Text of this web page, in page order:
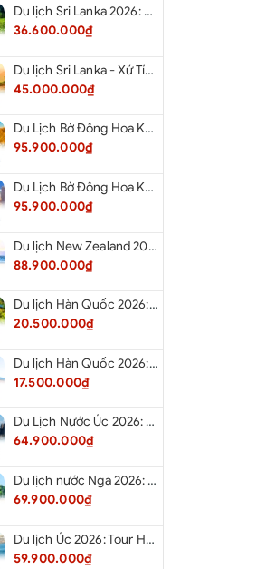
Du lịch Sri Lanka 2026: Khám Phá Xứ Tích Lan
36.600.000₫
Du lịch Sri Lanka - Xứ Tích Lan 2026: Tham Dự Lễ Hội Rước Xá Lợi Răng Phật
45.000.000₫
Du Lịch Bờ Đông Hoa Kỳ 2026: Washington DC - Philadelphia - New York - Boston - New Hampshire White Mountains - Albany - Niagara Falls - Buffalo - Corning - New York
95.900.000₫
Du Lịch Bờ Đông Hoa Kỳ 2026: New York - Boston - New Hampshire - Artist’s Bluff - Echo Lake Kancamagus Highway - White Mountains - Albany - Buffalo Niagara Falls - Corning - Washington DC
95.900.000₫
Du lịch New Zealand 2026: Tour Auckland - Waitomo - Taupo - Rotorua - Matamata - Hamilton
88.900.000₫
Du lịch Hàn Quốc 2026: Tour Hà Nội - Busan - Gyeongju - Seoul - Đảo Nami - Tàu Điện Ven Biển Haeundae - Cầu Kính Oryukdo - Làng Văn Hóa Huinnyeoul
20.500.000₫
Du lịch Hàn Quốc 2026: Tour Hà Nội - Seoul - Nami - Everland - Painter Show - Thư Viện Sách
17.500.000₫
Du Lịch Nước Úc 2026: Tour Hà Nội - Sydney - Canberra - Melbourne - Hà Nội
64.900.000₫
Du lịch nước Nga 2026: Tour Hà Nội - Moscow - Saint Petersburg từ Hà Nội
69.900.000₫
Du lịch Úc 2026: Tour Hà Nội - Sydney - Canberra - Melbourne - Hà Nội
59.900.000₫